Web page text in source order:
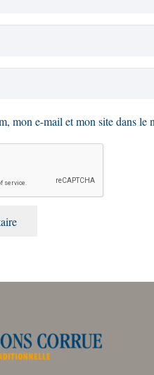
mon e-mail et mon site dans